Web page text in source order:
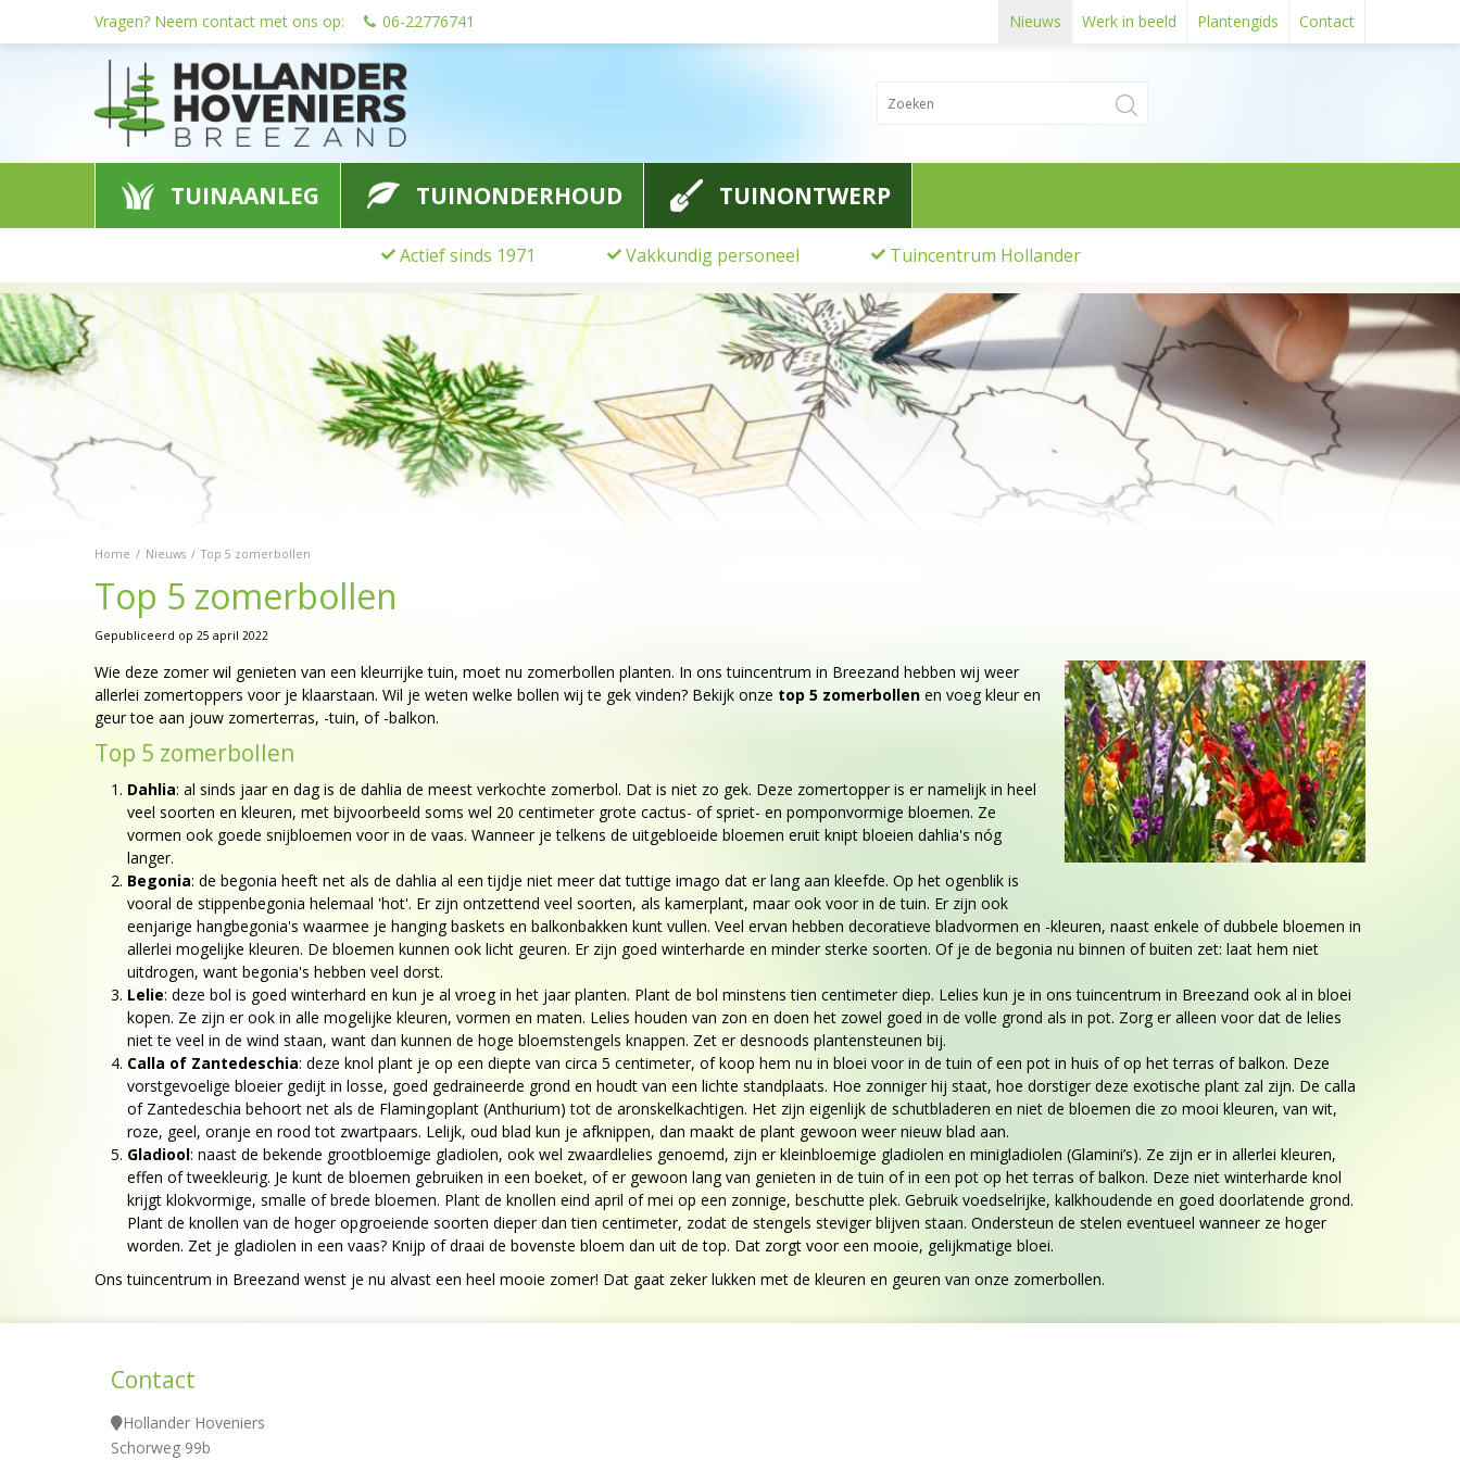
Home Nieuws Top 5 zomerbollen
Vragen? Neem contact met ons op: 06-22776741 Nieuws Werk in beeld Plantengids Contact
TUINAANLEG TUINONDERHOUD TUINONTWERP
Actief sinds 1971 Vakkundig personeel Tuincentrum Hollander
Top 5 zomerbollen
Gepubliceerd op 25 april 2022
Wie deze zomer wil genieten van een kleurrijke tuin, moet nu zomerbollen planten. In ons tuincentrum in Breezand hebben wij weer
allerlei zomertoppers voor je klaarstaan. Wil je weten welke bollen wij te gek vinden? Bekijk onze top 5 zomerbollen en voeg kleur en
geur toe aan jouw zomerterras, -tuin, of -balkon.
Top 5 zomerbollen
Dahlia: al sinds jaar en dag is de dahlia de meest verkochte zomerbol. Dat is niet zo gek. Deze zomertopper is er namelijk in heel
veel soorten en kleuren, met bijvoorbeeld soms wel 20 centimeter grote cactus- of spriet- en pomponvormige bloemen. Ze
vormen ook goede snijbloemen voor in de vaas. Wanneer je telkens de uitgebloeide bloemen eruit knipt bloeien dahlia's nóg
langer.
Begonia: de begonia heeft net als de dahlia al een tijdje niet meer dat tuttige imago dat er lang aan kleefde. Op het ogenblik is
vooral de stippenbegonia helemaal 'hot'. Er zijn ontzettend veel soorten, als kamerplant, maar ook voor in de tuin. Er zijn ook
eenjarige hangbegonia's waarmee je hanging baskets en balkonbakken kunt vullen. Veel ervan hebben decoratieve bladvormen en -kleuren, naast enkele of dubbele bloemen in
allerlei mogelijke kleuren. De bloemen kunnen ook licht geuren. Er zijn goed winterharde en minder sterke soorten. Of je de begonia nu binnen of buiten zet: laat hem niet
uitdrogen, want begonia's hebben veel dorst.
Lelie: deze bol is goed winterhard en kun je al vroeg in het jaar planten. Plant de bol minstens tien centimeter diep. Lelies kun je in ons tuincentrum in Breezand ook al in bloei
kopen. Ze zijn er ook in alle mogelijke kleuren, vormen en maten. Lelies houden van zon en doen het zowel goed in de volle grond als in pot. Zorg er alleen voor dat de lelies
niet te veel in de wind staan, want dan kunnen de hoge bloemstengels knappen. Zet er desnoods plantensteunen bij.
Calla of Zantedeschia: deze knol plant je op een diepte van circa 5 centimeter, of koop hem nu in bloei voor in de tuin of een pot in huis of op het terras of balkon. Deze
vorstgevoelige bloeier gedijt in losse, goed gedraineerde grond en houdt van een lichte standplaats. Hoe zonniger hij staat, hoe dorstiger deze exotische plant zal zijn. De calla
of Zantedeschia behoort net als de Flamingoplant (Anthurium) tot de aronskelkachtigen. Het zijn eigenlijk de schutbladeren en niet de bloemen die zo mooi kleuren, van wit,
roze, geel, oranje en rood tot zwartpaars. Lelijk, oud blad kun je afknippen, dan maakt de plant gewoon weer nieuw blad aan.
Gladiool: naast de bekende grootbloemige gladiolen, ook wel zwaardlelies genoemd, zijn er kleinbloemige gladiolen en minigladiolen (Glamini’s). Ze zijn er in allerlei kleuren,
effen of tweekleurig. Je kunt de bloemen gebruiken in een boeket, of er gewoon lang van genieten in de tuin of in een pot op het terras of balkon. Deze niet winterharde knol
krijgt klokvormige, smalle of brede bloemen. Plant de knollen eind april of mei op een zonnige, beschutte plek. Gebruik voedselrijke, kalkhoudende en goed doorlatende grond.
Plant de knollen van de hoger opgroeiende soorten dieper dan tien centimeter, zodat de stengels steviger blijven staan. Ondersteun de stelen eventueel wanneer ze hoger
worden. Zet je gladiolen in een vaas? Knijp of draai de bovenste bloem dan uit de top. Dat zorgt voor een mooie, gelijkmatige bloei.
Ons tuincentrum in Breezand wenst je nu alvast een heel mooie zomer! Dat gaat zeker lukken met de kleuren en geuren van onze zomerbollen.
Contact
Hollander Hoveniers
Schorweg 99b